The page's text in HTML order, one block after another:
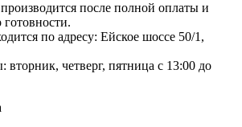
после полной оплаты и
по адресу: Ейское шоссе 50/1,
вторник, четверг, пятница с 13:00 до